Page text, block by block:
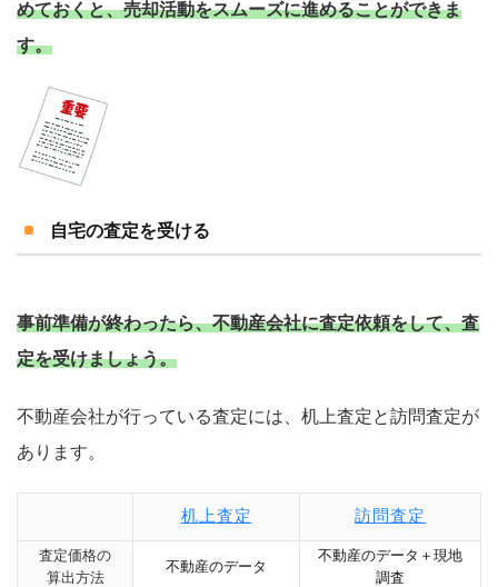
めておくと、売却活動をスムーズに進めることができま
す。
自宅の査定を受ける
事前準備が終わったら、不動産会社に査定依頼をして、査
定を受けましょう。
不動産会社が行っている査定には、机上査定と訪問査定が
あります。
机上査定 訪問査定
査定価格の
算出方法
不動産のデータ
不動産のデータ＋現地
調査